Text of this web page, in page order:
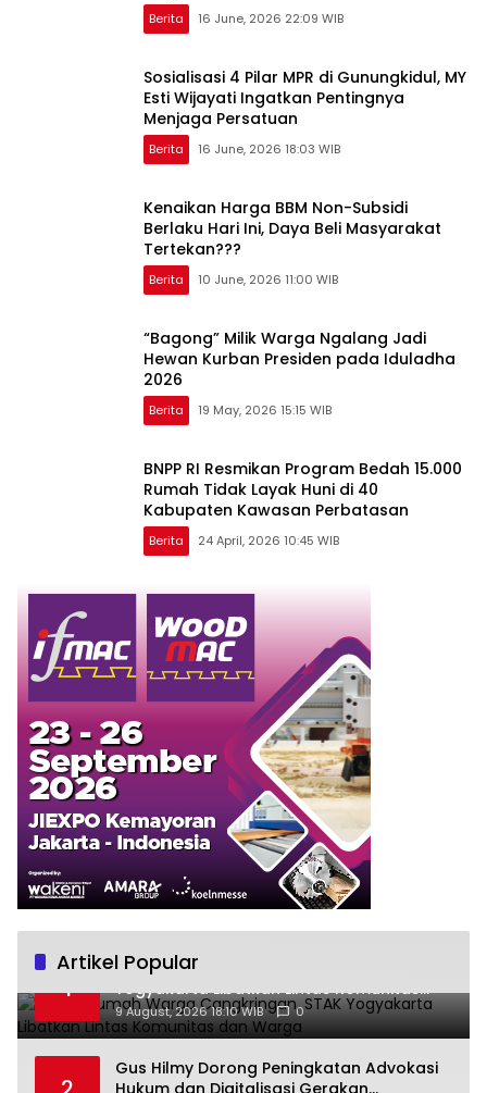
Berita 16 June, 2026 22:09 WIB
Sosialisasi 4 Pilar MPR di Gunungkidul, MY
Esti Wijayati Ingatkan Pentingnya
Menjaga Persatuan
Berita 16 June, 2026 18:03 WIB
Kenaikan Harga BBM Non-Subsidi
Berlaku Hari Ini, Daya Beli Masyarakat
Tertekan???
Berita 10 June, 2026 11:00 WIB
“Bagong” Milik Warga Ngalang Jadi
Hewan Kurban Presiden pada Iduladha
2026
Berita 19 May, 2026 15:15 WIB
BNPP RI Resmikan Program Bedah 15.000
Rumah Tidak Layak Huni di 40
Kabupaten Kawasan Perbatasan
Berita 24 April, 2026 10:45 WIB
Artikel Popular
1
Bedah Rumah Warga Cangkringan, STAK
Yogyakarta Libatkan Lintas Komunitas
dan Warga
9 August, 2026 18:10 WIB 0
Gus Hilmy Dorong Peningkatan Advokasi